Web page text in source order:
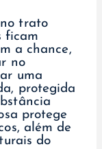
trato
ficam
a chance,
no
uma
protegida
protege
além de
do